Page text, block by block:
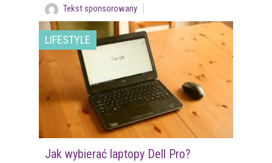
Tekst sponsorowany
LIFESTYLE
Jak wybierać laptopy Dell Pro?